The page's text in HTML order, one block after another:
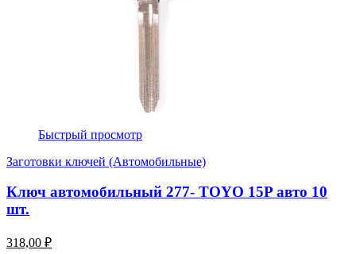
Быстрый просмотр
Заготовки ключей (Автомобильные)
Ключ автомобильный 277- TOYO 15P авто 10
шт.
318,00 ₽